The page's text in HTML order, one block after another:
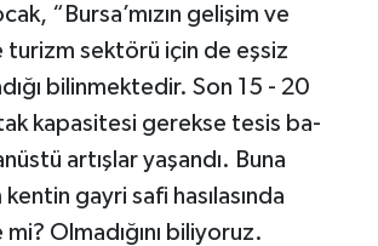
“Bursa’mı­zın gelişim ve
turizm sektörü için de eşsiz
bilinmektedir. Son 15 - 20
kapasitesi gerekse tesis ba­
artışlar yaşandı. Buna
gayri safi hasılasında
Olma­dığını biliyoruz.